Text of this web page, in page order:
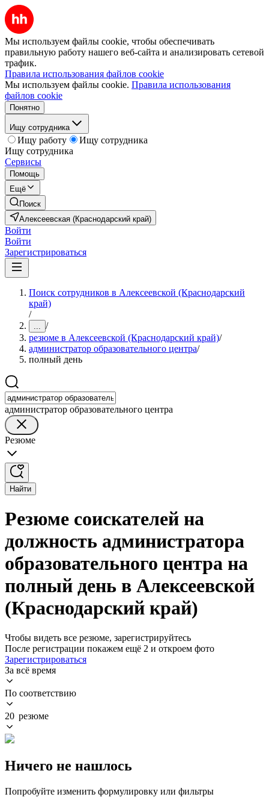
Мы используем файлы cookie, чтобы обеспечивать
правильную работу нашего веб-сайта и анализировать сетевой
трафик.
Правила использования файлов cookie
Мы используем файлы cookie. Правила использования
файлов cookie
Понятно
Ищу сотрудника
Ищу работу
Ищу сотрудника
Ищу сотрудника
Сервисы
Помощь
Ещё
Поиск
Алексеевская (Краснодарский край)
Войти
Войти
Зарегистрироваться
Поиск сотрудников в Алексеевской (Краснодарский
край)
/
... /
резюме в Алексеевской (Краснодарский край)/
администратор образовательного центра/
полный день
администратор образовательного центра
Резюме
Найти
Резюме соискателей на
должность администратора
образовательного центра на
полный день в Алексеевской
(Краснодарский край)
Чтобы видеть все резюме, зарегистрируйтесь
После регистрации покажем ещё 2 и откроем фото
Зарегистрироваться
За всё время
По соответствию
20 резюме
Ничего не нашлось
Попробуйте изменить формулировку или фильтры